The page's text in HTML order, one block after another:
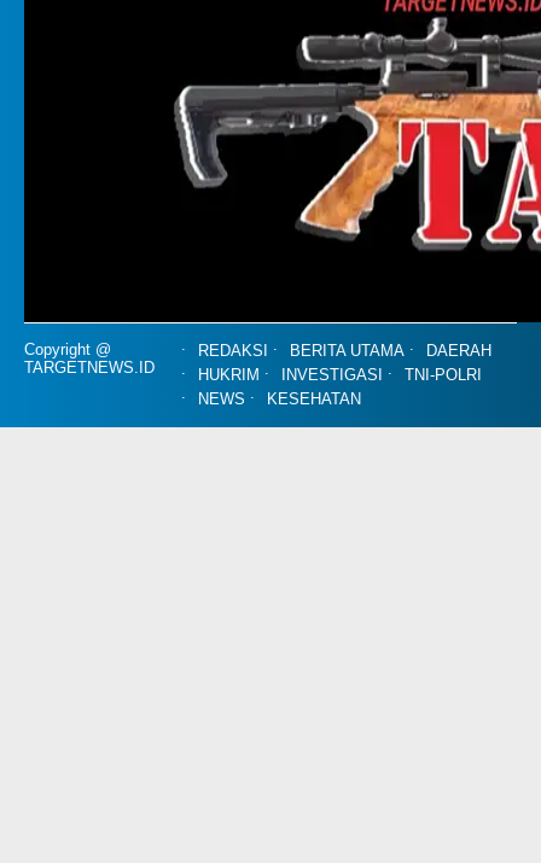
Copyright @
TARGETNEWS.ID
REDAKSI BERITA UTAMA
DAERAH
HUKRIM
INVESTIGASI
TNI-POLRI
NEWS
KESEHATAN